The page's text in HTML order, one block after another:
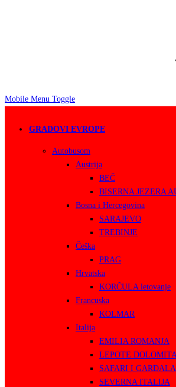
Mobile Menu Toggle
GRADOVI EVROPE
Autobusom
Austrija
BEČ
BISERNA JEZERA
Bosna i Hercegovina
SARAJEVO
TREBINJE
Češka
PRAG
Hrvatska
KORČULA letovanje
Francuska
KOLMAR
Italija
EMILIA ROMANJA
LEPOTE
SAFARI I
SEVERNA ITALIJA